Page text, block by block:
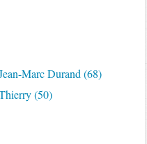
Marc Durand (68)
(50)